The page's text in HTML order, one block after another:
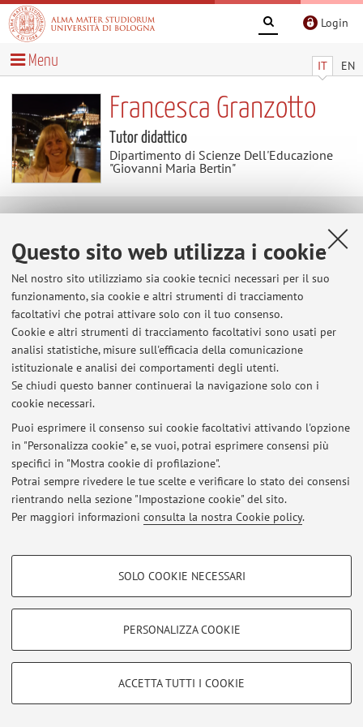
Questo sito web utilizza i cookie
Nel nostro sito utilizziamo sia cookie tecnici necessari per il suo
funzionamento, sia cookie e altri strumenti di tracciamento
facoltativi che potrai attivare solo con il tuo consenso.
Cookie e altri strumenti di tracciamento facoltativi sono usati per
analisi statistiche, misure sull'efficacia della comunicazione
istituzionale e analisi dei comportamenti degli utenti.
Se chiudi questo banner continuerai la navigazione solo con i
cookie necessari.
Puoi esprimere il consenso sui cookie facoltativi attivando l'opzione
in "Personalizza cookie" e, se vuoi, potrai esprimere consensi più
specifici in "Mostra cookie di profilazione".
Potrai sempre rivedere le tue scelte e verificare lo stato dei consensi
rientrando nella sezione "Impostazione cookie" del sito.
Per maggiori informazioni consulta la nostra Cookie policy.
COOKIE DI PROFILAZIONE - FACOLTATIVI
COOKIE TECNICI - NECESSARI
Si tratta di cookie tecnici utilizzati, a titolo esemplificativo, per il corretto
SOLO COOKIE NECESSARI
PERSONALIZZA COOKIE
ACCETTA TUTTI I COOKIE
Login
IT EN
Menu
Francesca Granzotto
Tutor didattico
Dipartimento di Scienze Dell'Educazione
"Giovanni Maria Bertin"
E-mail: francesca.granzotto4@unibo.it
Dipartimento di Scienze Dell'Educazione "Giovanni
Maria Bertin"
Via Filippo Re 6, Bologna -
Vai alla mappa
Ultimi avvisi
Al momento non sono presenti avvisi.
Accedi tramiteloginper gestire tutti i contenuti del sito.
© 2026 - ALMA MATER STUDIORUM - Università di Bologna - Via
Zamboni, 33 - 40126 Bologna - Partita IVA: 01131710376